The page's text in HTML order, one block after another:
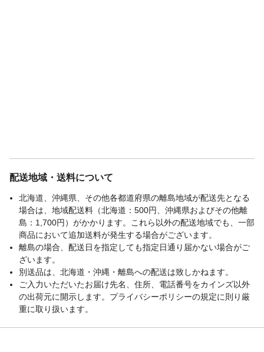
配送地域・送料について
北海道、沖縄県、その他各都道府県の離島地域が配送先となる
場合は、地域配送料（北海道：500円、沖縄県およびその他離
島：1,700円）がかかります。これら以外の配送地域でも、一部
商品において追加送料が発生する場合がございます。
離島の場合、配送日を指定しても指定日通り届かない場合がご
ざいます。
別送品は、北海道・沖縄・離島への配送は致しかねます。
ご入力いただいたお届け先名、住所、電話番号をカインズ以外
の出荷元に開示します。プライバシーポリシーの規定に則り厳
重に取り扱います。